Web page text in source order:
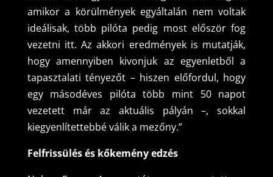
amikor a körülmények egyáltalán nem voltak
ideálisak, több pilóta pedig most először fog
vezetni itt. Az akkori eredmények is mutatják,
hogy amennyiben kivonjuk az egyenletből a
tapasztalati tényezőt – hiszen előfordul, hogy
egy másodéves pilóta több mint 50 napot
vezetett már az aktuális pályán –, sokkal
kiegyenlítettebbé válik a mezőny.”
Felfrissülés és kőkemény edzés